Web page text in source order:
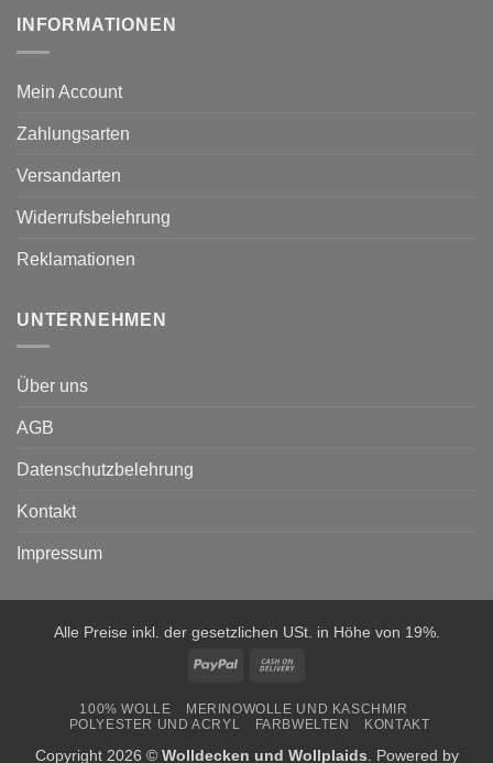
INFORMATIONEN
Mein Account
Zahlungsarten
Versandarten
Widerrufsbelehrung
Reklamationen
UNTERNEHMEN
Über uns
AGB
Datenschutzbelehrung
Kontakt
Impressum
Alle Preise inkl. der gesetzlichen USt. in Höhe von 19%.
PayPal
Delivery
100% WOLLE
MERINOWOLLE UND KASCHMIR
POLYESTER UND ACRYL
FARBWELTEN KONTAKT
Copyright 2026 © Wolldecken und Wollplaids. Powered by